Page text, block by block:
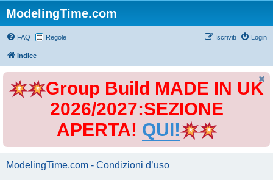
ModelingTime.com
FAQ Regole Login
Iscriviti
Indice
Group Build MADE IN UK
2026/2027:SEZIONE
APERTA! QUI!
ModelingTime.com - Condizioni d’uso